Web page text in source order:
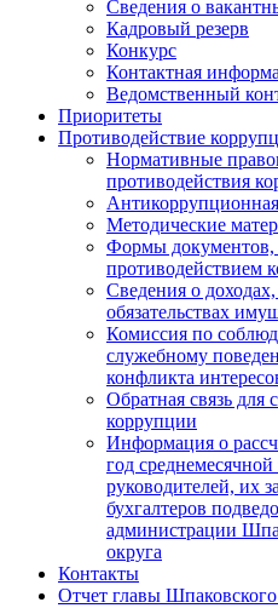
Сведения о
Кадровый резерв
Конкурс
Контактная
Ведомственный
Приоритеты
Противодействие
Нормативные
противодействия
Антикоррупционная
Методические
Формы документов,
противодействием
Сведения о
обязательствах
Комиссия по
служебному
конфликта
Обратная связь для
коррупции
Информация о
год среднемесячной
руководителей, их
бухгалтеров
администрации
округа
Контакты
Отчет главы